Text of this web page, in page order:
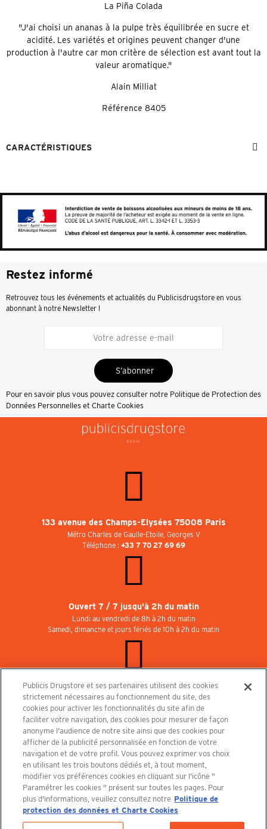
La Piña Colada
"J'ai choisi un ananas à la pulpe très équilibrée en sucre et
acidité. Les variétés et origines peuvent changer d'une
production à l'autre car mon critère de sélection est avant tout la
valeur aromatique."
Alain Milliat
Référence 8405
CARACTÉRISTIQUES
Restez informé
Retrouvez tous les événements et actualités du Publicisdrugstore en vous
abonnant à notre Newsletter !
S’abonner
Pour en savoir plus vous pouvez consulter notre Politique de Protection des
Données Personnelles et Charte Cookies
133 avenue des Champs-Elysées 75008 Paris
Métro Charles de Gaulle-Etoile, Georges V
Téléphone : +33 7 70 27 69 69
Ouvert 7 / 7 jusqu'à 2h du matin
Lundi au vendredi de 8h à 2h du matin
Samedi, dimanche et jours fériés de 10h à 2h du matin
Rejoignez-nous au Publicisdrugstore !
Nous recrutons pour les boutiques, le restaurant et le cinéma. Contactez-nous :
recrutement@publicisdrugstore.com
Conditions générales de vente
Mentions légales
Politique de Protection des Données Personnelles et Charte
Cookies
Publicis Drugstore et ses partenaires utilisent des cookies
strictement nécessaires au fonctionnement du site, des
cookies pour activer les fonctionnalités du site afin de
faciliter votre navigation, des cookies pour mesurer de façon
anonyme l'audience de notre site ainsi que des cookies pour
afficher de la publicité personnalisée en fonction de votre
navigation et de votre profil. Vous pouvez exprimer vos choix
en utilisant les trois boutons dédiés et, à tout moment,
modifier vos préférences cookies en cliquant sur l'icône "
Paramétrer les cookies " présent sur toutes les pages. Pour
plus d'informations, veuillez consultez notre Politique de
protection des données et Charte Cookies